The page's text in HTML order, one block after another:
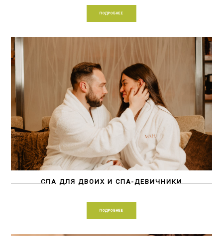
ПОДРОБНЕЕ
СПА ДЛЯ ДВОИХ И СПА-ДЕВИЧНИКИ
ПОДРОБНЕЕ